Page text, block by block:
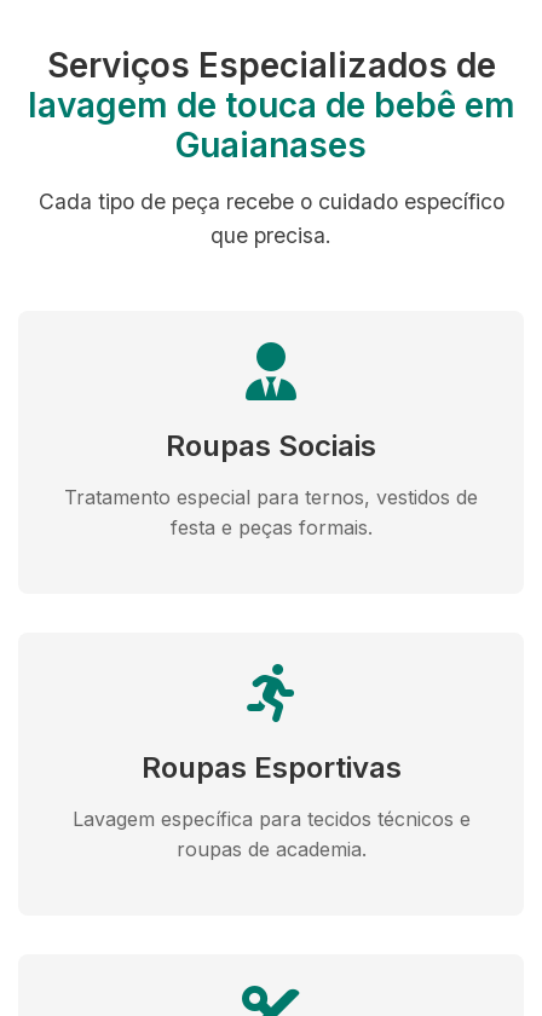
Serviços Especializados de
lavagem de touca de bebê em
Guaianases
Cada tipo de peça recebe o cuidado específico
que precisa.
Roupas Sociais
Tratamento especial para ternos, vestidos de
festa e peças formais.
Roupas Esportivas
Lavagem específica para tecidos técnicos e
roupas de academia.